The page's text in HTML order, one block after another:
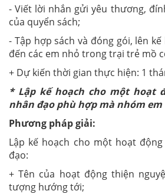
- Viết lời nhắn gửi yêu thương,
của quyển sách;
- Tập hợp sách và đóng gói, lên
đến các em nhỏ trong trại trẻ mồ
+ Dự kiến thời gian thực hiện: 1
* Lập kế hoạch cho một hoạt
nhân đạo phù hợp mà nhóm
Phương pháp giải:
Lập kế hoạch cho một hoạt
đạo:
+ Tên của hoạt động thiện
tượng hướng tới;